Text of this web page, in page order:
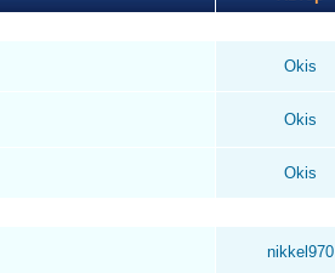
Okis
Okis
Okis
nikkel970